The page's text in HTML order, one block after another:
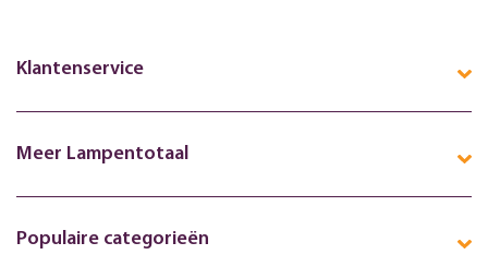
Klantenservice
Meer Lampentotaal
Populaire categorieën